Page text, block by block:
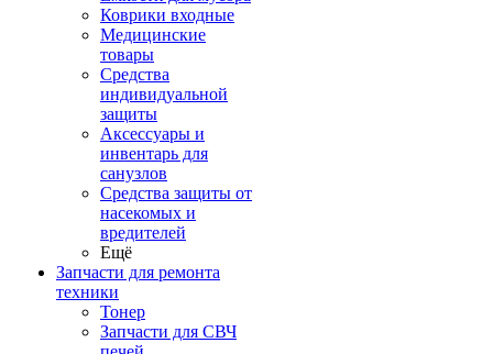
Коврики входные
Медицинские
товары
Средства
индивидуальной
защиты
Аксессуары и
инвентарь для
санузлов
Средства защиты от
насекомых и
вредителей
Ещё
Запчасти для ремонта
техники
Тонер
Запчасти для СВЧ